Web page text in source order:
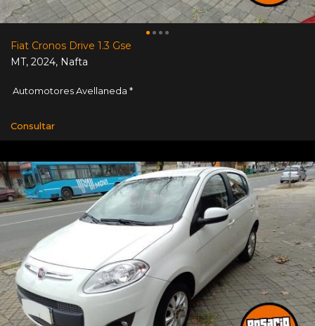
Fiat Cronos Drive 1.3 Gse
MT, 2024, Nafta
Automotores Avellaneda *
Consultar